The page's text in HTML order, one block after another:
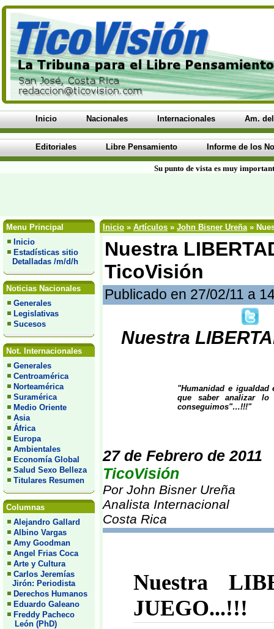
Inicio Nacionales Internacionales Am.
Editoriales Libre Pensamiento Informe de los
Su punto de vista es muy
Menu Principal
Inicio
Estadísticas sitio
Detalladas /m/d/h
Noticias Nacionales
Generales
Legislativas
Sucesos
Not. Internacionales
Generales
Centroamérica
Norteamérica
Suramérica
Medio Oriente
Asia
África
Europa
Ambientales
Economía Global
Salud Sexo Belleza
Titulares Resumen
Columnas
Alejandro Gallard
Albino Vargas
Amy Goodman
Angel Frias Coca
Arte y Cultura
Carlos Jeremías
Jirón: Periodista
Derechos Humanos
Eduardo Galeano
Freddy Pacheco
León (PhD)
Inicio » Artículos » John Bisner Ureña»
Nuestra
TicoVisión
Publicado en 27/02/11 a
Nuestra
"Humanidad e igualdad
que saber analizar
conseguimos"…!!!"
27 de Febrero de 2011
TicoVisión
Por John Bisner Ureña
Analista Internacional
Costa Rica
Nuestra
JUEGO...!!!